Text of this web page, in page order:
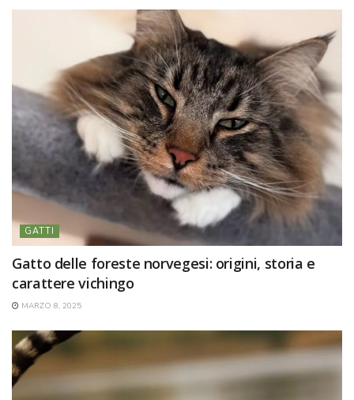
GATTI
Gatto delle foreste norvegesi: origini, storia e
carattere vichingo
MARZO 8, 2025